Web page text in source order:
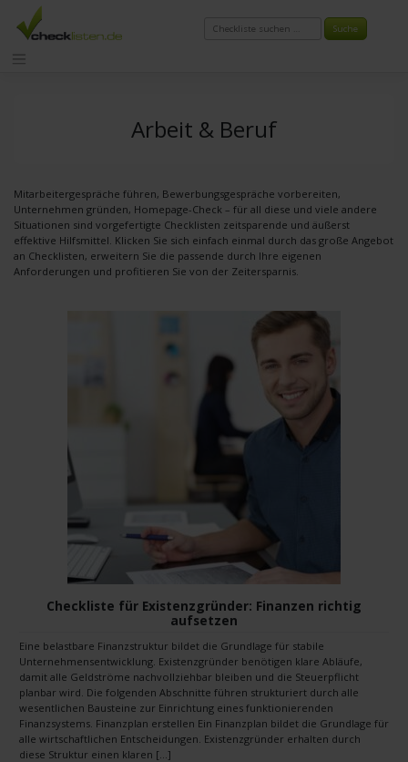
Zum
Arbeit & Beruf
Mitarbeitergespräche führen, Bewerbungsgespräche vorbereiten,
Unternehmen gründen, Homepage-Check – für all diese und viele andere
Situationen sind vorgefertigte Checklisten zeitsparende und äußerst
effektive Hilfsmittel. Klicken Sie sich einfach einmal durch das große Angebot
an Checklisten, erweitern Sie die passende durch Ihre eigenen
Anforderungen und profitieren Sie von der Zeitersparnis.
Checkliste für Existenzgründer: Finanzen richtig
aufsetzen
Eine belastbare Finanzstruktur bildet die Grundlage für stabile
Unternehmensentwicklung. Existenzgründer benötigen klare Abläufe,
damit alle Geldströme nachvollziehbar bleiben und die Steuerpflicht
planbar wird. Die folgenden Abschnitte führen strukturiert durch alle
wesentlichen Bausteine zur Einrichtung eines funktionierenden
Finanzsystems. Finanzplan erstellen Ein Finanzplan bildet die Grundlage für
alle wirtschaftlichen Entscheidungen. Existenzgründer erhalten durch
diese Struktur einen klaren […]